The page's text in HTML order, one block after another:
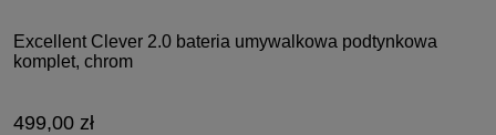
Excellent Clever 2.0 bateria umywalkowa podtynkowa
komplet, chrom
499,00 zł